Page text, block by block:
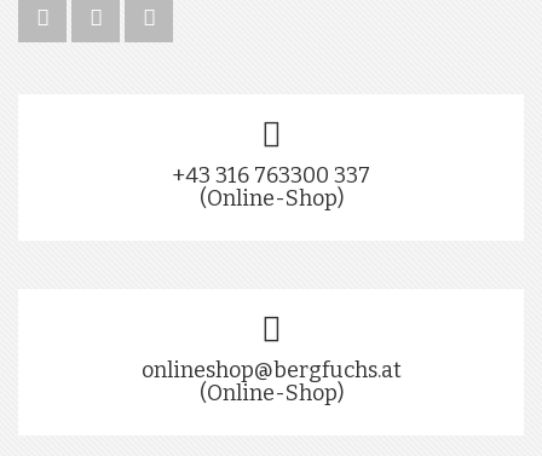
+43 316 763300 337
(Online-Shop)
onlineshop@bergfuchs.at
(Online-Shop)